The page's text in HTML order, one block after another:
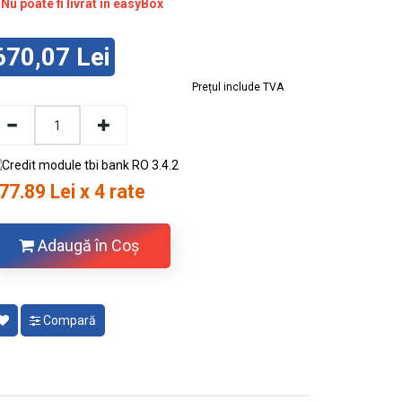
poate fi livrat în easyBox
Lei
Prețul include TVA
Lei x 4 rate
Adaugă în Coş
Compară